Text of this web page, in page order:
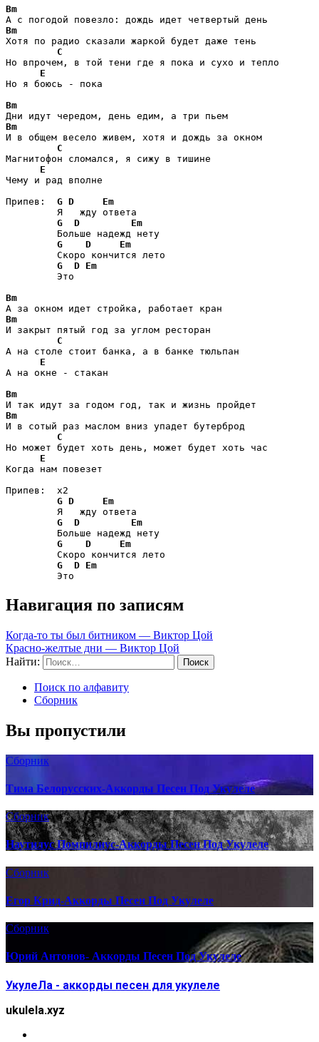
Bm
Bm
Хотя по радио сказали жаркой будет даже тень
C
Но впрочем, в той тени где я пока и сухо и тепло
E
Но я боюсь - пока
Bm
Bm
И в общем весело живем, хотя и дождь за окном
C
Магнитофон сломался, я сижу в тишине
E
Чему и рад вполне
Припев: G D
Em
         Я   жду ответа
G
D
Em
         Больше надежд нету
G
D
Em
         Скоро кончится лето
G
D Em
         Это
Bm
Bm
И закрыт пятый год за углом ресторан
C
А на столе стоит банка, а в банке тюльпан
E
А на окне - стакан
Bm
Bm
И в сотый раз маслом вниз упадет бутерброд
C
Но может будет хоть день, может будет хоть час
E
Когда нам повезет
Припев:  x2
G D
Em
         Я   жду ответа
G
D
Em
         Больше надежд нету
G
D
Em
         Скоро кончится лето
G
D Em
         Это
Навигация по записям
Когда-то ты был битником — Виктор Цой
Красно-желтые дни — Виктор Цой
Найти:
Поиск по алфавиту
Сборник
Вы пропустили
Сборник
Тима Белорусских-Аккорды Песен Под Укулеле
Сборник
Наутилус Помпилиус-Аккорды Песен Под Укулеле
Сборник
Егор Крид-Аккорды Песен Под Укулеле
Сборник
Юрий Антонов- Аккорды Песен Под Укулеле
УкулеЛа - аккорды песен для укулеле
ukulela.xyz